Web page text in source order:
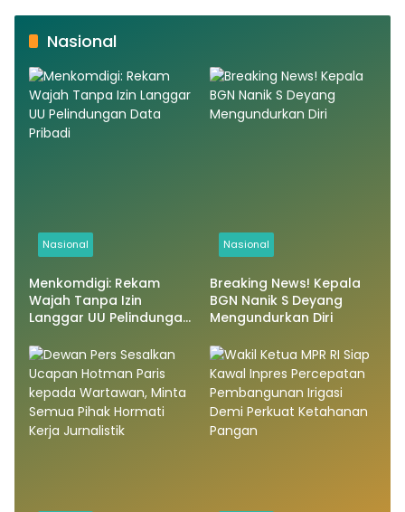
Nasional
Nasional
Menkomdigi: Rekam
Wajah Tanpa Izin
Langgar UU Pelindungan
Nasional
Breaking News! Kepala
BGN Nanik S Deyang
Mengundurkan Diri